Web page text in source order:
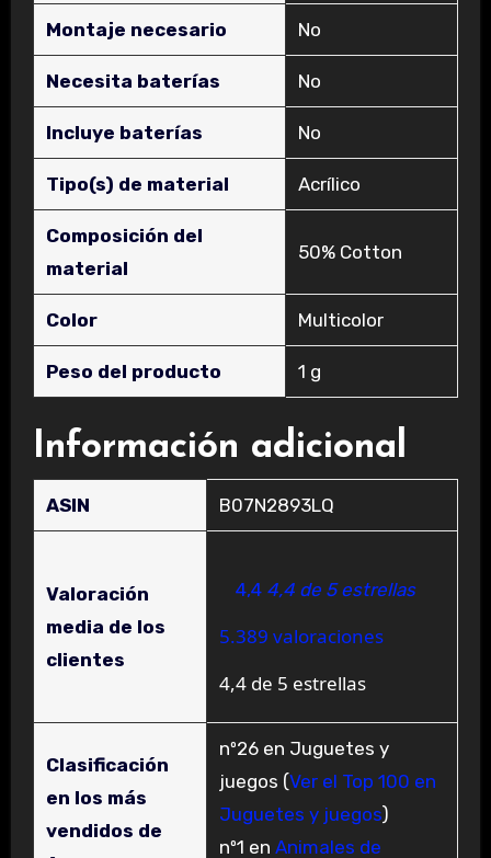
Montaje necesario ‎No
Necesita baterías ‎No
Incluye baterías ‎No
Tipo(s) de material ‎Acrílico
Composición del
material
‎50% Cotton
Color ‎Multicolor
Peso del producto ‎1 g
Información adicional
ASIN B07N2893LQ
Valoración
media de los
clientes
4,4 4,4 de 5 estrellas
5.389 valoraciones
4,4 de 5 estrellas
Clasificación
en los más
vendidos de
nº26 en Juguetes y
juegos (Ver el Top 100 en
Juguetes y juegos)
nº1 en Animales de